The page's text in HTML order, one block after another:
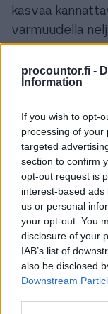
procountor.fi -
Information
If you wish to opt-
processing of your
targeted
section to confirm
opt-out request is
interest-based
us or personal
your opt-out. You
disclosure of your
IAB’s list of
also be disclosed
Downstream
kasvaa
varmuudella
muutoksiin
Procountorin
talouslukuja
tehtävissä,
onnistunut. Ja
tehtävissä,
jarrua”, sanoo
”Luotettavan
yrittäjänä on